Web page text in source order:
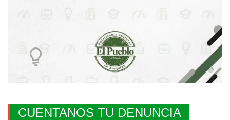
CUENTANOS TU DENUNCIA